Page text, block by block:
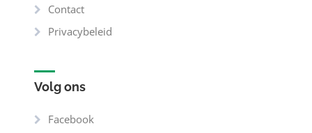
Contact
Privacybeleid
Volg ons
Facebook